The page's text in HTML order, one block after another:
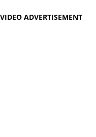
VIDEO ADVERTISEMENT